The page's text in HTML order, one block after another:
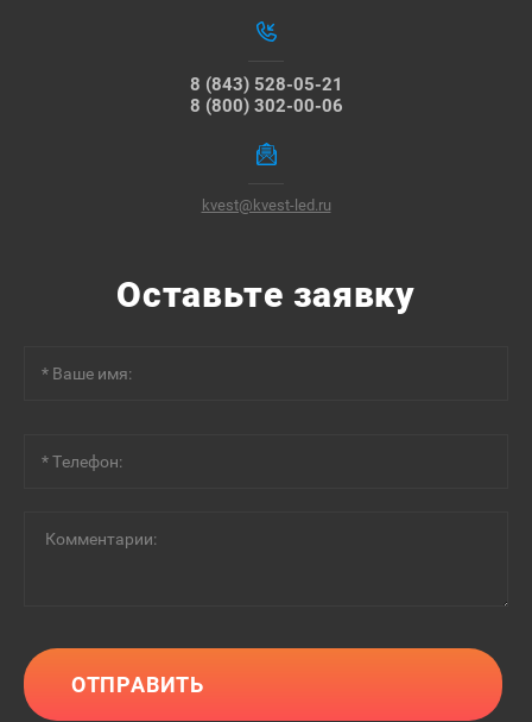
8 (843) 528-05-21
8 (800) 302-00-06
kvest@kvest-led.ru
Оставьте заявку
ОТПРАВИТЬ